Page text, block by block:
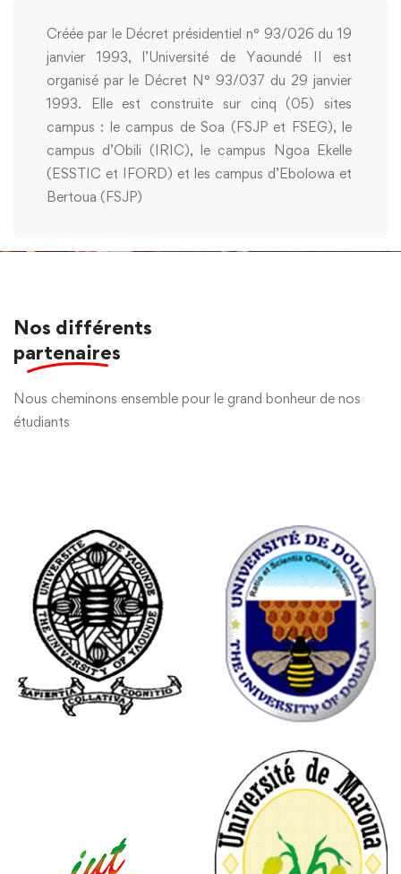
Créée par le Décret présidentiel n° 93/026 du 19
janvier 1993, l’Université de Yaoundé II est
organisé par le Décret N° 93/037 du 29 janvier
1993. Elle est construite sur cinq (05) sites
campus : le campus de Soa (FSJP et FSEG), le
campus d’Obili (IRIC), le campus Ngoa Ekelle
(ESSTIC et IFORD) et les campus d’Ebolowa et
Bertoua (FSJP)
Nos différents
partenaires
Nous cheminons ensemble pour le grand bonheur de nos
étudiants